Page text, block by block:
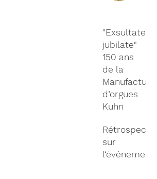
"Exsultate,
jubilate"
150 ans
de la
Manufacture
d’orgues
Kuhn
sur
l‘événement